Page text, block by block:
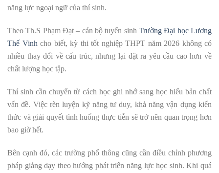
năng lực ngoại ngữ của thí sinh.
Theo Th.S Phạm Đạt – cán bộ tuyển sinh Trường Đại học Lương
Thế Vinh cho biết, kỳ thi tốt nghiệp THPT năm 2026 không có
nhiều thay đổi về cấu trúc, nhưng lại đặt ra yêu cầu cao hơn về
chất lượng học tập.
Thí sinh cần chuyển từ cách học ghi nhớ sang học hiểu bản chất
vấn đề. Việc rèn luyện kỹ năng tư duy, khả năng vận dụng kiến
thức và giải quyết tình huống thực tiễn sẽ trở nên quan trọng hơn
bao giờ hết.
Bên cạnh đó, các trường phổ thông cũng cần điều chỉnh phương
pháp giảng dạy theo hướng phát triển năng lực học sinh. Khi quá